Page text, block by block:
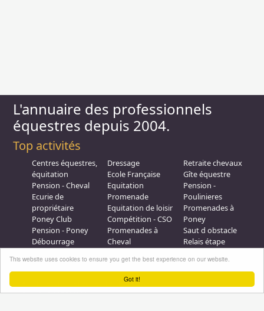
Got it!
This website uses cookies to ensure you get the best experience on our website.
L'annuaire des professionnels
équestres depuis 2004.
Top activités
Centres équestres,
équitation
Pension - Cheval
Ecurie de
propriétaire
Poney Club
Pension - Poney
Débourrage
Dressage
Ecole Française
Equitation
Promenade
Equitation de loisir
Compétition - CSO
Promenades à
Cheval
Retraite chevaux
Gîte équestre
Pension -
Poulinieres
Promenades à
Poney
Saut d obstacle
Relais étape
Plus d'infos
Professionnel équestre, Inscrivez-vous !
Nous contacter